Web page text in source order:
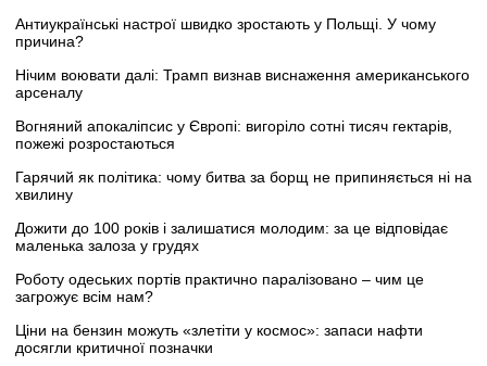
Антиукраїнські настрої швидко зростають у Польщі. У чому
причина?
Нічим воювати далі: Трамп визнав виснаження американського
арсеналу
Вогняний апокаліпсис у Європі: вигоріло сотні тисяч гектарів,
пожежі розростаються
Гарячий як політика: чому битва за борщ не припиняється ні на
хвилину
Дожити до 100 років і залишатися молодим: за це відповідає
маленька залоза у грудях
Роботу одеських портів практично паралізовано – чим це
загрожує всім нам?
Ціни на бензин можуть «злетіти у космос»: запаси нафти
досягли критичної позначки